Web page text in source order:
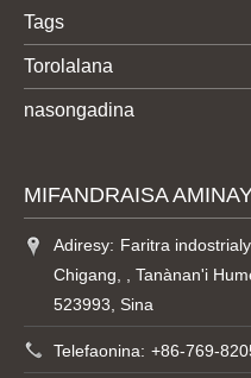
Tags
Torolalana
nasongadina
MIFANDRAISA
Adiresy: Faritra
Chigang, , Tanànan'i
523993, Sina
Telefaonina: +86-769-